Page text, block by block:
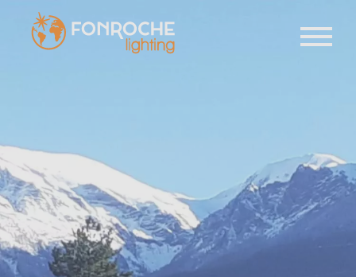
Pasar al contenido principal